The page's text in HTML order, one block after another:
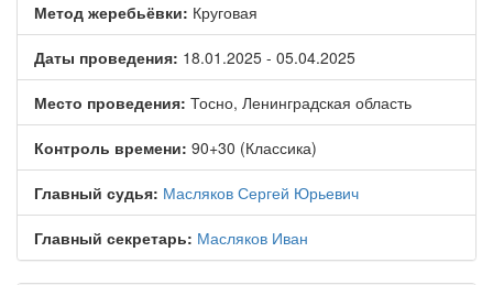
Метод жеребьёвки: Круговая
Даты проведения: 18.01.2025 - 05.04.2025
Место проведения: Тосно, Ленинградская область
Контроль времени: 90+30 (Классика)
Главный судья: Масляков Сергей Юрьевич
Главный секретарь: Масляков Иван